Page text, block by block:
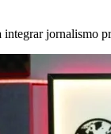
integrar jornalismo